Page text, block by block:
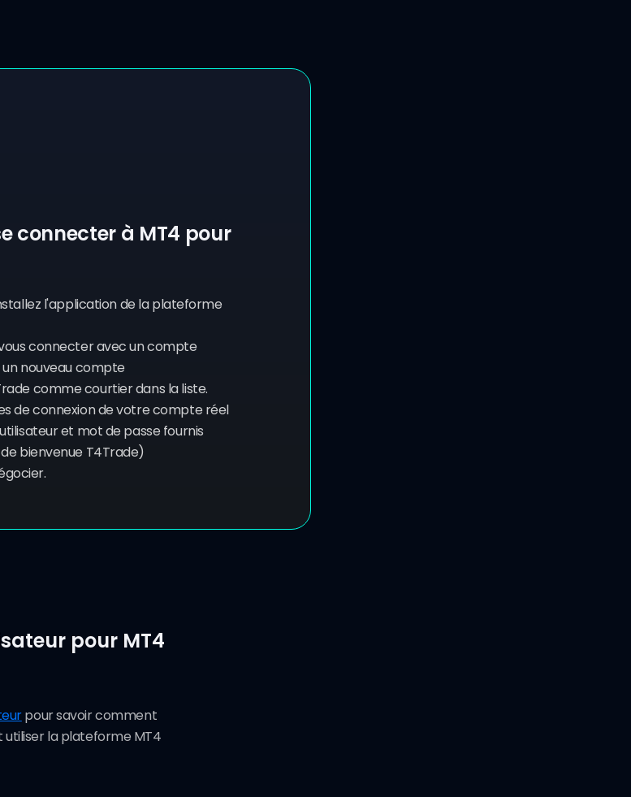
connecter à MT4 pour
l'application de la plateforme
connecter avec un compte
nouveau compte
comme courtier dans la liste.
de connexion de votre compte réel
et mot de passe fournis
bienvenue T4Trade)
pour MT4
pour savoir comment
la plateforme MT4